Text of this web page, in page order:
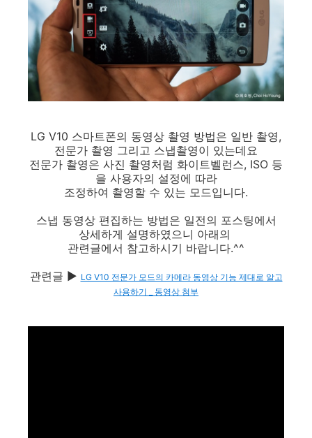
LG V10 스마트폰의 동영상 촬영 방법은 일반 촬영,
전문가 촬영 그리고 스냅촬영이 있는데요
전문가 촬영은 사진 촬영처럼 화이트벨런스, ISO 등
을 사용자의 설정에 따라
조정하여 촬영할 수 있는 모드입니다.
스냅 동영상 편집하는 방법은 일전의 포스팅에서
상세하게 설명하였으니 아래의
관련글에서 참고하시기 바랍니다.^^
관련글 ▶ LG V10 전문가 모드의 카메라 동영상 기능 제대로 알고
사용하기 _ 동영상 첨부